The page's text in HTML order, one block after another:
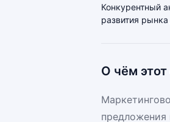
Конкурентный
развития
О чём этот